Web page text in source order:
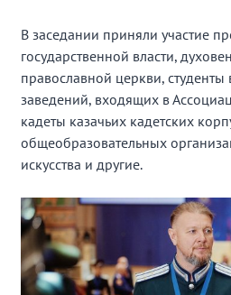
В заседании приняли участие
государственной власти,
православной церкви,
заведений, входящих в
кадеты казачьих кадетских
общеобразовательных
искусства и другие.